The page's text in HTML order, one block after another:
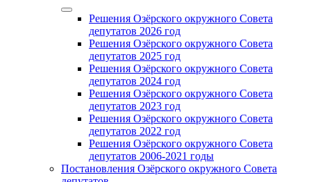
Решения Озёрского окружного Совета
депутатов 2026 год
Решения Озёрского окружного Совета
депутатов 2025 год
Решения Озёрского окружного Совета
депутатов 2024 год
Решения Озёрского окружного Совета
депутатов 2023 год
Решения Озёрского окружного Совета
депутатов 2022 год
Решения Озёрского окружного Совета
депутатов 2006-2021 годы
Постановления Озёрского окружного Совета